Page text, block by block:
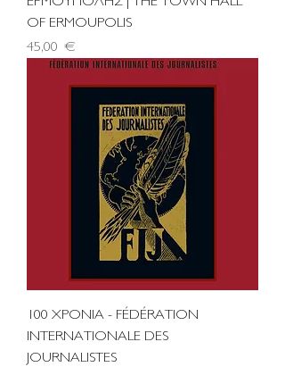
OF ERMOUPOLIS
Τιμή
45,00 €
100 ΧΡΟΝΙΑ - FÉDÉRATION
INTERNATIONALE DES
JOURNALISTES